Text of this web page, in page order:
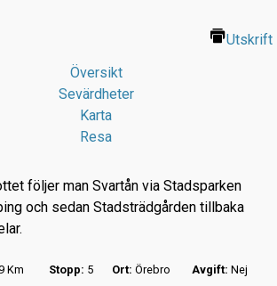
Utskrift
Översikt
Sevärdheter
Karta
Resa
följer man Svartån via Stadsparken
och sedan Stadsträdgården tillbaka
Km Stopp: 5 Ort: Örebro Avgift: Nej